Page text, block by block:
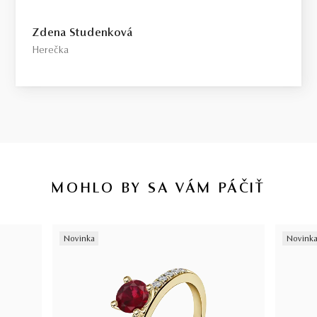
Select / náš tip
tých, ktorí chcú to najlepšie, bez kompromisov.
šperky majú naviac certifikát vystavený jedinou znaleckou
organizáciou na Slovensku, SGI.V prípade kúpy diamantového
šperku radíme spozornieť, ak je certifikát, ktorý je k šperku dodaný,
Zdena Studenková
Herečka
MOHLO BY SA VÁM PÁČIŤ
Novinka Novinka